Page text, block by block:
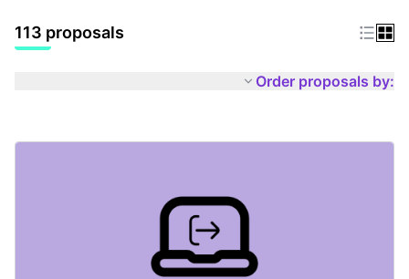
113 proposals
Order proposals by: